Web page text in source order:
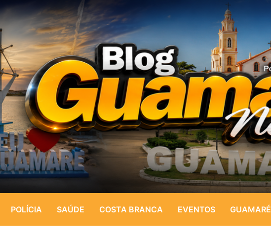
POLÍCIA SAÚDE COSTA BRANCA EVENTOS GUAMARÉ